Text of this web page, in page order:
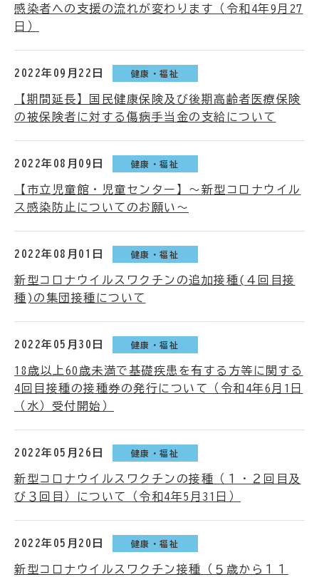
感染者への支援の流れが変わります（令和4年9月27
日）
2022年09月22日 健康・福祉
【期間延長】国民健康保険及び後期高齢者医療保険
の被保険者に対する傷病手当金の支給について
2022年08月09日 健康・福祉
【市立児童館・児童センター】～新型コロナウイル
ス感染防止についてのお願い～
2022年08月01日 健康・福祉
新型コロナウイルスワクチンの追加接種(４回目接
種)の集団接種について
2022年05月30日 健康・福祉
18歳以上60歳未満で基礎疾患を有する方等に関する
4回目接種の接種券の発行について（令和4年6月1日
（水）受付開始）
2022年05月26日 健康・福祉
新型コロナウイルスワクチンの接種（１・２回目及
び３回目）について（令和4年5月31日）
2022年05月20日 健康・福祉
新型コロナウイルスワクチン接種（５歳から１１